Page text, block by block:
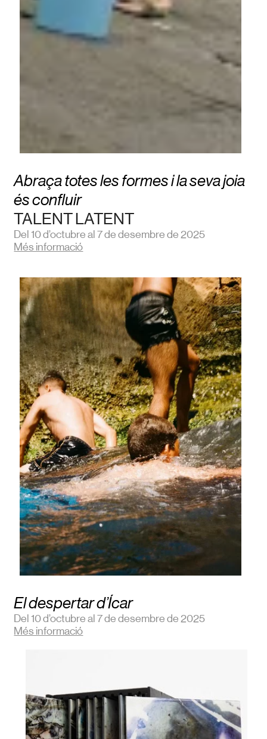
Abraça totes les formes i la seva joia
és confluir
TALENT LATENT
Del 10 d’octubre al 7 de desembre de 2025
Més informació
El despertar d’Ícar
Del 10 d’octubre al 7 de desembre de 2025
Més informació